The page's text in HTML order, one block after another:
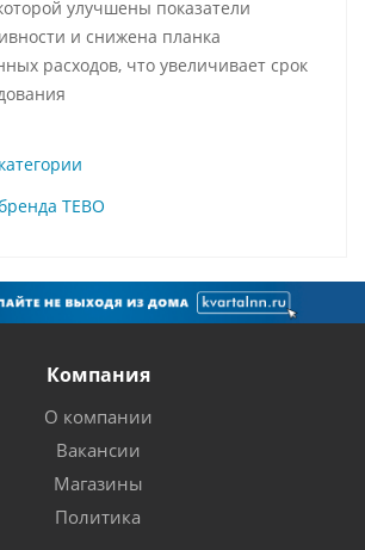
улучшены показатели
и снижена планка
расходов, что увеличивает срок
TEBO
Компания
О компании
Вакансии
Магазины
Политика